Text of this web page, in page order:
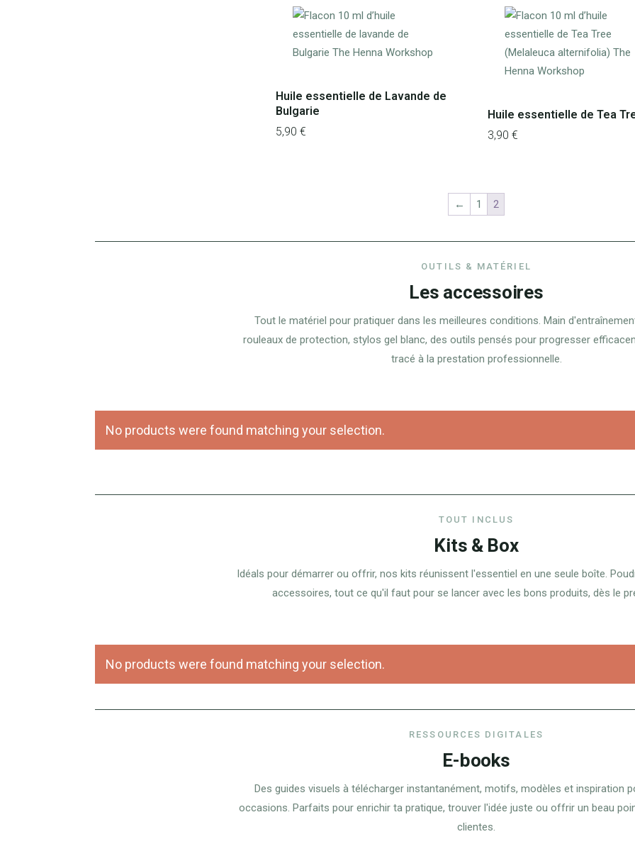
Huile essentielle de Lavande de
Bulgarie
5,90€
Huile essentielle de Tea
3,90 €
← 1 2
OUTILS & MATÉRIEL
Les accessoires
Tout le matériel pour pratiquer dans les meilleures conditions. Main
rouleaux de protection, stylos gel blanc, des outils pensés pour progresser
tracé à la prestation professionnelle.
No products were found matching your selection.
TOUT INCLUS
Kits & Box
Idéals pour démarrer ou offrir, nos kits réunissent l'essentiel en une seule boîte.
accessoires, tout ce qu'il faut pour se lancer avec les bons produits, dès le
No products were found matching your selection.
RESSOURCES DIGITALES
E-books
Des guides visuels à télécharger instantanément, motifs, modèles et inspiration
occasions. Parfaits pour enrichir ta pratique, trouver l'idée juste ou offrir un beau
clientes.